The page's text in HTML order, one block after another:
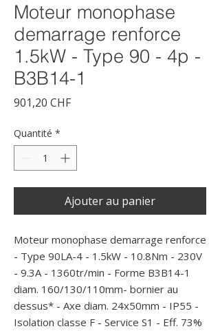
Moteur monophase
demarrage renforce
1.5kW - Type 90 - 4p -
B3B14-1
901,20 CHFPrix
Quantité *
Ajouter au panier
Moteur monophase demarrage renforce
- Type 90LA-4 - 1.5kW - 10.8Nm - 230V
- 9.3A - 1360tr/min - Forme B3B14-1
diam. 160/130/110mm- bornier au
dessus* - Axe diam. 24x50mm - IP55 -
Isolation classe F - Service S1 - Eff. 73%